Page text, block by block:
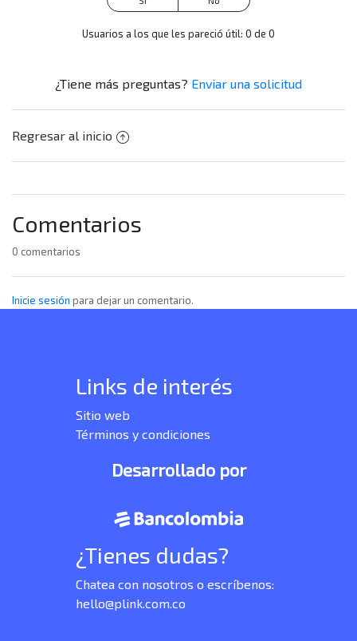
Usuarios a los que les pareció útil: 0 de 0
¿Tiene más preguntas? Enviar una solicitud
Regresar al inicio
Comentarios
0 comentarios
Inicie sesión para dejar un comentario.
Links de interés
Sitio web
Términos y condiciones
Desarrollado por
¿Tienes dudas?
Chatea con nosotros o escríbenos:
hello@plink.com.co